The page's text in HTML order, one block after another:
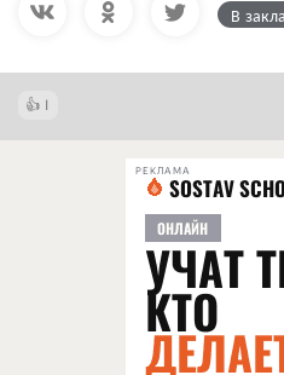
В
1
РЕКЛАМА